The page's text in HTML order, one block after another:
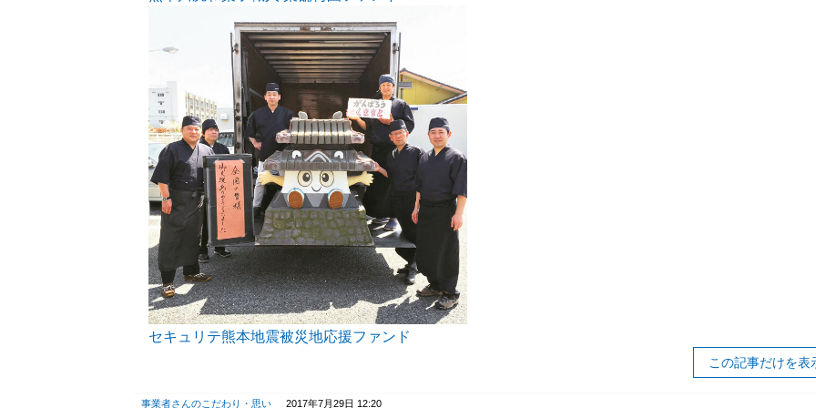
セキュリテ熊本地震被災地応援ファンド
この記事だけを表
事業者さんのこだわり・思い 2017年7月29日 12:20